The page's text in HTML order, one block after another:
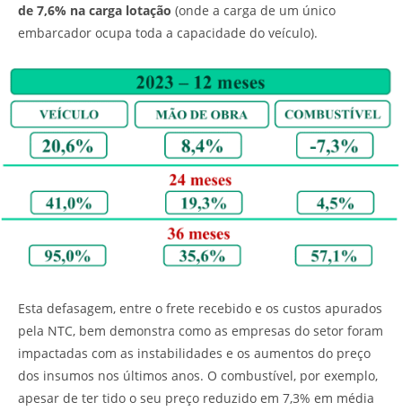
de 7,6% na carga lotação (onde a carga de um único
embarcador ocupa toda a capacidade do veículo).
Esta defasagem, entre o frete recebido e os custos apurados
pela NTC, bem demonstra como as empresas do setor foram
impactadas com as instabilidades e os aumentos do preço
dos insumos nos últimos anos. O combustível, por exemplo,
apesar de ter tido o seu preço reduzido em 7,3% em média